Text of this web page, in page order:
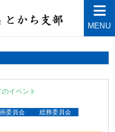
業家同友会と
支部
い経営環境づくりを目指し
MENU
イベント
委員会 総務委員会